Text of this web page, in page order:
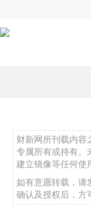
财新网所刊载内容
专属所有或持有。
建立镜像等任何使
如有意愿转载，请
确认及授权后，方